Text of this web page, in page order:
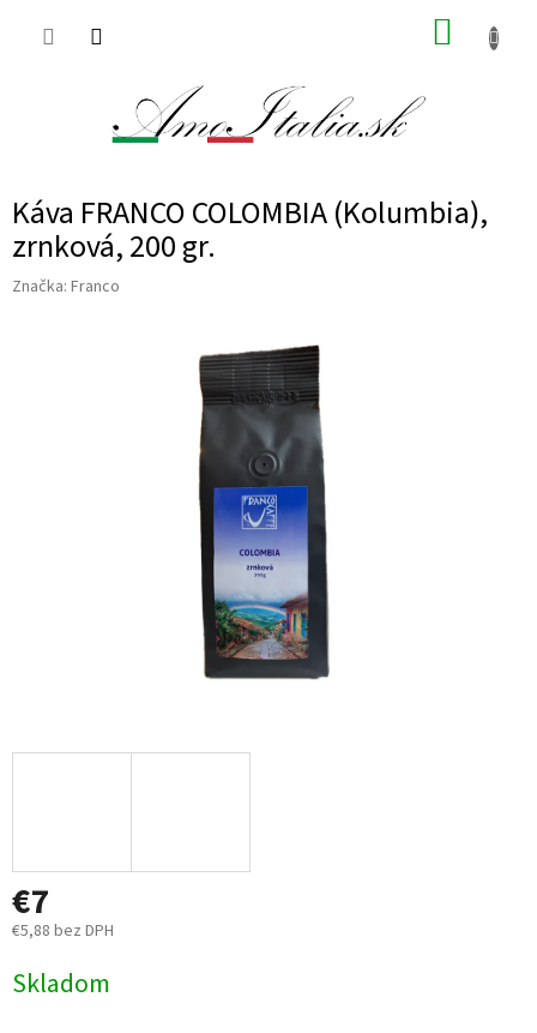
Káva FRANCO COLOMBIA (Kolumbia),
zrnková, 200 gr.
Značka: Franco
€7
€5,88 bez DPH
cena:
Skladom